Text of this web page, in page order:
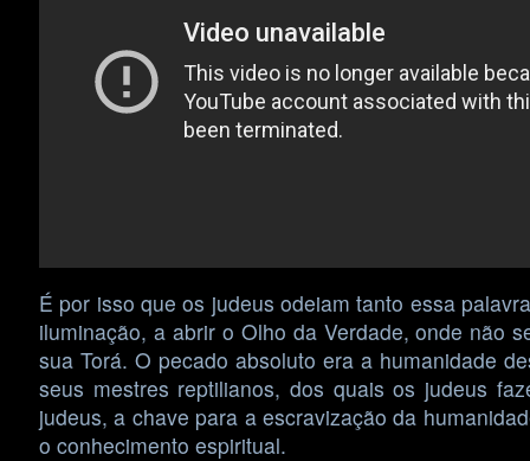
É por isso que os judeus odeiam tanto essa
iluminação, a abrir o Olho da Verdade, onde não
sua Torá. O pecado absoluto era a humanidade
seus mestres reptilianos, dos quais os judeus
judeus, a chave para a escravização da
o conhecimento espiritual.